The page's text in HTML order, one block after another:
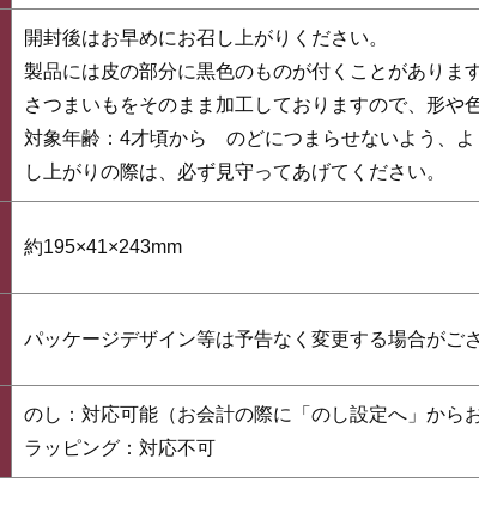
開封後はお早めにお召し上がりください。
製品には皮の部分に黒色のものが付くことがありま
さつまいもをそのまま加工しておりますので、形や
対象年齢：4才頃から のどにつまらせないよう、
し上がりの際は、必ず見守ってあげてください。
約195×41×243mm
パッケージデザイン等は予告なく変更する場合がご
のし：対応可能（お会計の際に「のし設定へ」から
ラッピング：対応不可